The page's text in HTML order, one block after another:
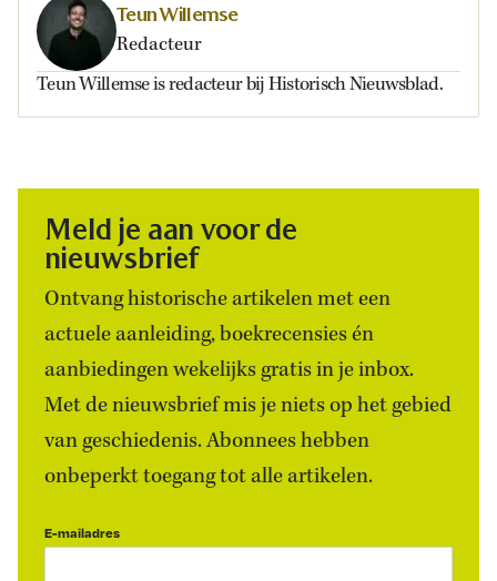
Teun Willemse
Redacteur
Teun Willemse is redacteur bij Historisch Nieuwsblad.
Meld je aan voor de
nieuwsbrief
Ontvang historische artikelen met een
actuele aanleiding, boekrecensies én
aanbiedingen wekelijks gratis in je inbox.
Met de nieuwsbrief mis je niets op het gebied
van geschiedenis. Abonnees hebben
onbeperkt toegang tot alle artikelen.
E-mailadres